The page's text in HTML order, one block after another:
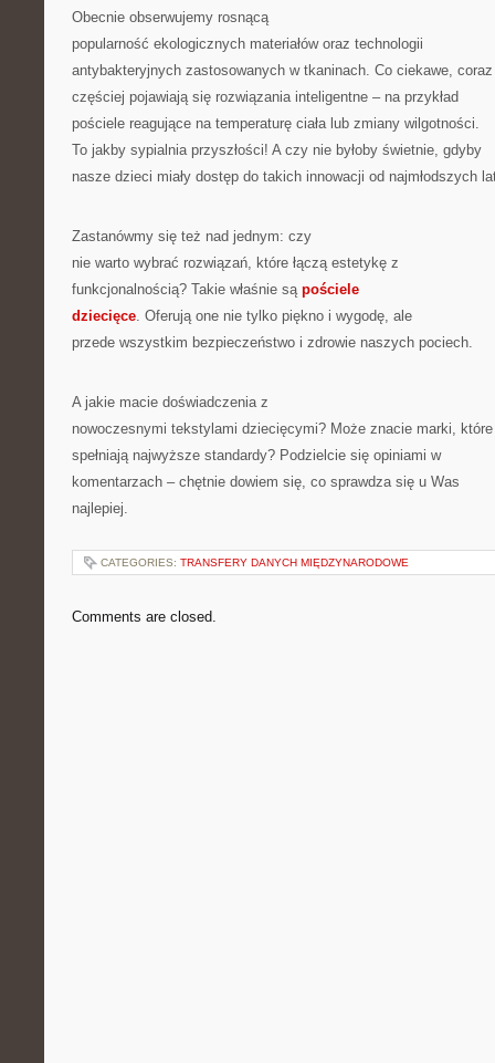
Obecnie obserwujemy rosnącą
popularność ekologicznych materiałów oraz technologii
antybakteryjnych zastosowanych w tkaninach. Co ciekawe, coraz
częściej pojawiają się rozwiązania inteligentne – na przykład
pościele reagujące na temperaturę ciała lub zmiany wilgotności.
To jakby sypialnia przyszłości! A czy nie byłoby świetnie, gdyby
nasze dzieci miały dostęp do takich innowacji od najmłodszych
Zastanówmy się też nad jednym: czy
nie warto wybrać rozwiązań, które łączą estetykę z
funkcjonalnością? Takie właśnie są pościele
dziecięce. Oferują one nie tylko piękno i wygodę, ale
przede wszystkim bezpieczeństwo i zdrowie naszych pociech.
A jakie macie doświadczenia z
nowoczesnymi tekstylami dziecięcymi? Może znacie marki, które
spełniają najwyższe standardy? Podzielcie się opiniami w
komentarzach – chętnie dowiem się, co sprawdza się u Was
najlepiej.
CATEGORIES: TRANSFERY DANYCH MIĘDZYNARODOWE
Comments are closed.